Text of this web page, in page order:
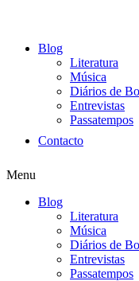
Blog
Literatura
Música
Diários de
Entrevistas
Passatempos
Contacto
Menu
Blog
Literatura
Música
Diários de
Entrevistas
Passatempos